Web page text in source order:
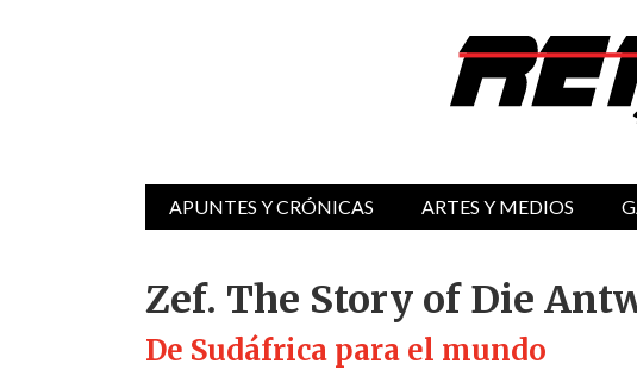
APUNTES Y CRÓNICAS ARTES Y MEDIOS
Zef. The Story of Die
De Sudáfrica para el mundo